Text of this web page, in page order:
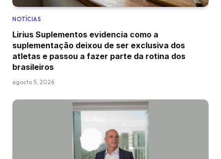
NOTÍCIAS
Lirius Suplementos evidencia como a
suplementação deixou de ser exclusiva dos
atletas e passou a fazer parte da rotina dos
brasileiros
agosto 5, 2026